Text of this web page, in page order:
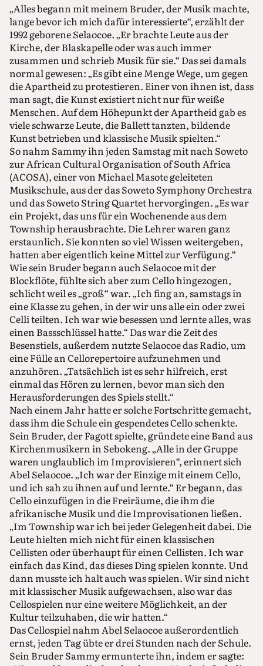
„Alles begann mit meinem Bruder, der Musik machte,
lange bevor ich mich dafür interessierte“, erzählt der
1992 geborene Selaocoe. „Er brachte Leute aus der
Kirche, der Blaskapelle oder was auch immer
zusammen und schrieb Musik für sie.“ Das sei damals
normal gewesen: „Es gibt eine Menge Wege, um gegen
die Apartheid zu protestieren. Einer von ihnen ist, dass
man sagt, die Kunst existiert nicht nur für weiße
Menschen. Auf dem Höhepunkt der Apartheid gab es
viele schwarze Leute, die Ballett tanzten, bildende
Kunst betrieben und klassische Musik spielten.“
So nahm Sammy ihn jeden Samstag mit nach Soweto
zur African Cultural Organisation of South Africa
(ACOSA), einer von Michael Masote geleiteten
Musikschule, aus der das Soweto Symphony Orchestra
und das Soweto String Quartet hervorgingen. „Es war
ein Projekt, das uns für ein Wochenende aus dem
Township heraus­brachte. Die Lehrer waren ganz
erstaunlich. Sie konnten so viel Wissen weitergeben,
hatten aber eigentlich keine Mittel zur Verfügung.“
Wie sein Bruder begann auch Selaocoe mit der
Blockflöte, fühlte sich aber zum Cello hingezogen,
schlicht weil es „groß“ war. „Ich fing an, samstags in
eine Klasse zu gehen, in der wir uns alle ein oder zwei
Celli teilten. Ich war wie besessen und lernte alles, was
einen Bassschlüssel hatte.“ Das war die Zeit des
Besenstiels, außerdem nutzte Selaocoe das Radio, um
eine Fülle an Cellorepertoire aufzunehmen und
anzuhören. „Tatsächlich ist es sehr hilfreich, erst
einmal das Hören zu lernen, bevor man sich den
Herausforderungen des Spiels stellt.“
Nach einem Jahr hatte er solche Fortschritte gemacht,
dass ihm die Schule ein gespendetes Cello schenkte.
Sein Bruder, der Fagott spielte, gründete eine Band aus
Kirchenmusikern in Sebokeng. „Alle in der Gruppe
waren unglaublich im Improvisieren“, erinnert sich
Abel Selaocoe. „Ich war der Einzige mit einem Cello,
und ich sah zu ihnen auf und lernte.“ Er begann, das
Cello einzufügen in die Freiräume, die ihm die
afrikanische Musik und die Improvisationen ließen.
„Im Township war ich bei jeder Gelegenheit dabei. Die
Leute hielten mich nicht für einen klassischen
Cellisten oder überhaupt für einen Cellisten. Ich war
einfach das Kind, das dieses Ding spielen konnte. Und
dann musste ich halt auch was spielen. Wir sind nicht
mit klassischer Musik aufgewachsen, also war das
Cellospielen nur eine weitere Möglichkeit, an der
Kultur teilzuhaben, die wir hatten.“
Das Cellospiel nahm Abel Selaocoe außerordentlich
ernst, jeden Tag übte er drei Stunden nach der Schule.
Sein Bruder Sammy ermunterte ihn, indem er sagte: